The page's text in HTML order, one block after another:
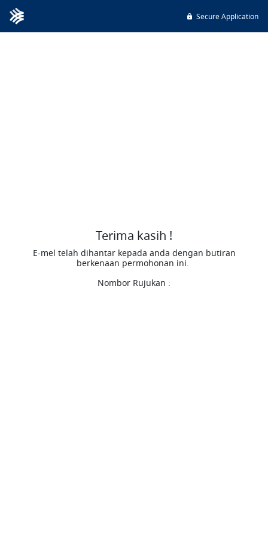
Secure Application
Terima kasih !
E-mel telah dihantar kepada anda dengan butiran
berkenaan permohonan ini.
Nombor Rujukan :